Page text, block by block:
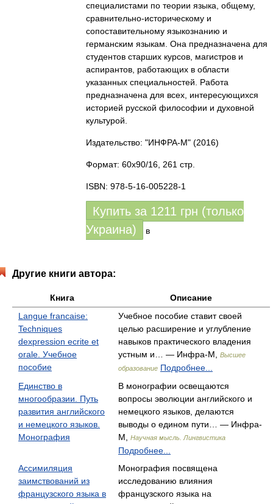
специалистами по теории языка, общему,
сравнительно-историческому и
сопоставительному языкознанию и
германским языкам. Она предназначена для
студентов старших курсов, магистров и
аспирантов, работающих в области
указанных специальностей. Работа
предназначена для всех, интересующихся
историей русской философии и духовной
культурой.
Издательство: "ИНФРА-М" (2016)
Формат: 60x90/16, 261 стр.
ISBN: 978-5-16-005228-1
Купить за 1211 грн (только
Украина)
в
Другие книги автора:
Книга
Описание
Langue francaise:
Techniques
dexpression ecrite et
orale. Учебное
пособие
Учебное пособие ставит своей
целью расширение и углубление
навыков практического владения
устным и… — Инфра-М,
Высшее
образование Подробнее...
Единство в
многообразии. Путь
развития английского
и немецкого языков.
Монография
В монографии освещаются
вопросы эволюции английского и
немецкого языков, делаются
выводы о едином пути… — Инфра-
М,
Научная мысль. Лингвистика
Подробнее...
Ассимиляция
заимствований из
французского языка в
Монография посвящена
исследованию влияния
французского языка на